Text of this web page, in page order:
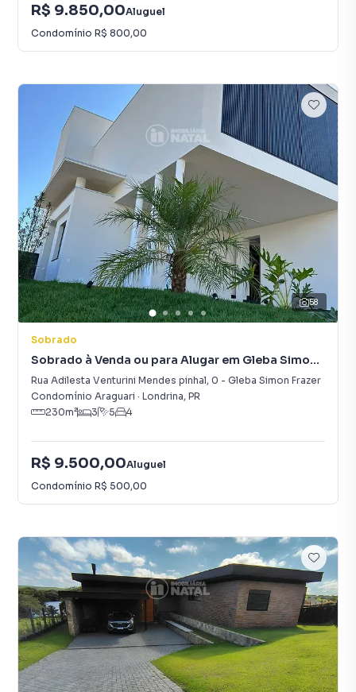
R$ 9.850,00Aluguel
Condomínio R$ 800,00
58
Sobrado
Sobrado à Venda ou para Alugar em Gleba Simon
Frazer
Rua Adilesta Venturini Mendes pinhal, 0 - Gleba Simon Frazer
Condomínio Araguari · Londrina, PR
230m² 3 5 4
R$ 9.500,00Aluguel
Condomínio R$ 500,00